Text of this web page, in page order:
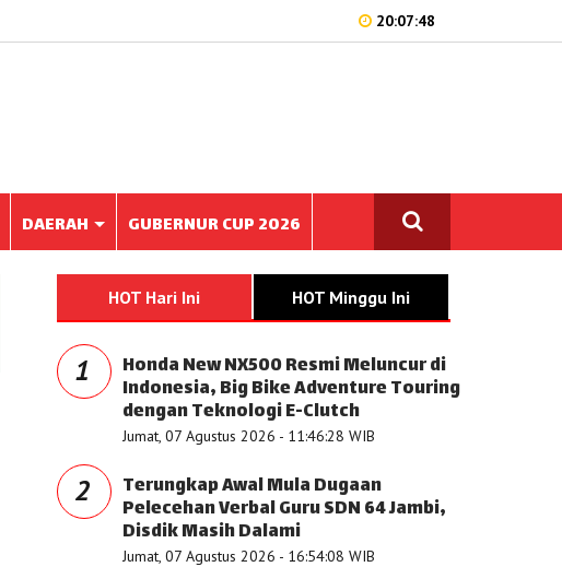
20:07:48
DAERAH GUBERNUR CUP 2026
HOT Hari Ini HOT Minggu Ini
1 Honda New NX500 Resmi Meluncur di
Indonesia, Big Bike Adventure Touring
dengan Teknologi E-Clutch
Jumat, 07 Agustus 2026 - 11:46:28 WIB
2 Terungkap Awal Mula Dugaan
Pelecehan Verbal Guru SDN 64 Jambi,
Disdik Masih Dalami
Jumat, 07 Agustus 2026 - 16:54:08 WIB